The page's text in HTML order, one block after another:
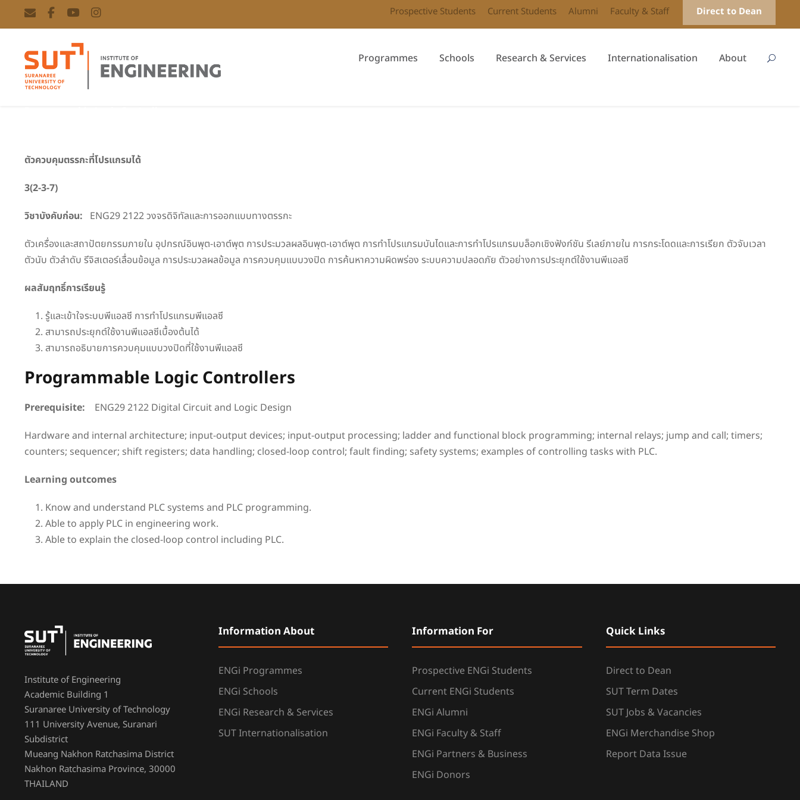
Prospective Students Current Students Alumni Faculty & Staff Direct to Dean
Programmes Schools Research & Services Internationalisation About
ตัวควบคุมตรรกะที่โปรแกรมได้
3(2-3-7)
วิชาบังคับก่อน: ENG29 2122 วงจรดิจิทัลและการออกแบบทางตรรกะ
ตัวเครื่องและสถาปัตยกรรมภายใน อุปกรณ์อินพุต-เอาต์พุต การประมวลผลอินพุต-เอาต์พุต การทำโปรแกรมบันไดและการทำโปรแกรมบล็อกเชิงฟังก์ชัน รีเลย์ภายใน การกระโดดและการเรียก ตัวจับเวลา
ตัวนับ ตัวลำดับ รีจิสเตอร์เลื่อนข้อมูล การประมวลผลข้อมูล การควบคุมแบบวงปิด การค้นหาความผิดพร่อง ระบบความปลอดภัย ตัวอย่างการประยุกต์ใช้งานพีแอลซี
ผลสัมฤทธิ์การเรียนรู้
รู้และเข้าใจระบบพีแอลซี การทำโปรแกรมพีแอลซี
สามารถประยุกต์ใช้งานพีแอลซีเบื้องต้นได้
สามารถอธิบายการควบคุมแบบวงปิดที่ใช้งานพีแอลซี
Programmable Logic Controllers
Prerequisite: ENG29 2122 Digital Circuit and Logic Design
Hardware and internal architecture; input-output devices; input-output processing; ladder and functional block programming; internal relays; jump and call; timers;
counters; sequencer; shift registers; data handling; closed-loop control; fault finding; safety systems; examples of controlling tasks with PLC.
Learning outcomes
Know and understand PLC systems and PLC programming.
Able to apply PLC in engineering work.
Able to explain the closed-loop control including PLC.
Institute of Engineering
Academic Building 1
Suranaree University of Technology
111 University Avenue, Suranari
Subdistrict
Mueang Nakhon Ratchasima District
Nakhon Ratchasima Province, 30000
THAILAND
Information About
ENGi Programmes
ENGi Schools
ENGi Research & Services
SUT Internationalisation
Information For
Prospective ENGi Students
Current ENGi Students
ENGi Alumni
ENGi Faculty & Staff
ENGi Partners & Business
ENGi Donors
Quick Links
Direct to Dean
SUT Term Dates
SUT Jobs & Vacancies
ENGi Merchandise Shop
Report Data Issue